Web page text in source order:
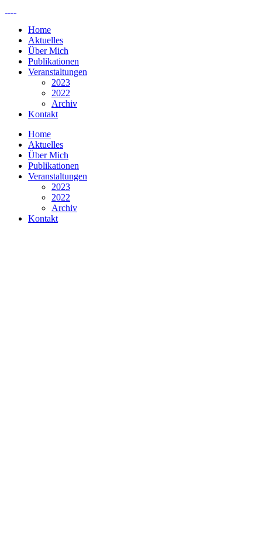
Home
Aktuelles
Über Mich
Publikationen
Veranstaltungen
2023
2022
Archiv
Kontakt
Home
Aktuelles
Über Mich
Publikationen
Veranstaltungen
2023
2022
Archiv
Kontakt